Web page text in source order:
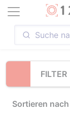
FILTER
Sortieren nach
Loading...